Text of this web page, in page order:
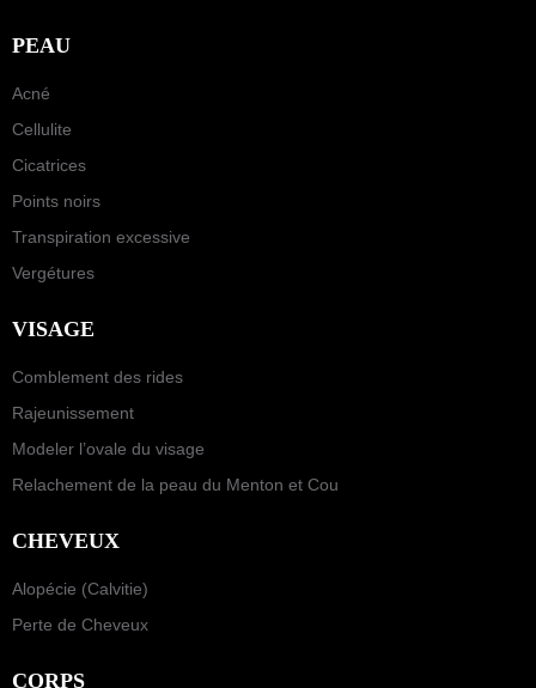
PEAU
Acné
Cellulite
Cicatrices
Points noirs
Transpiration excessive
Vergétures
VISAGE
Comblement des rides
Rajeunissement
Modeler l’ovale du visage
Relachement de la peau du Menton et Cou
CHEVEUX
Alopécie (Calvitie)
Perte de Cheveux
CORPS